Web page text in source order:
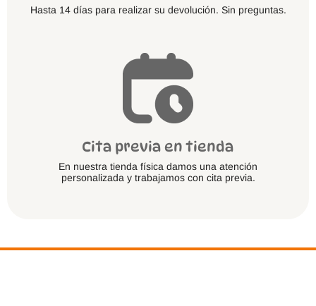
Hasta 14 días para realizar su devolución. Sin preguntas.
Cita previa en tienda
En nuestra tienda física damos una atención
personalizada y trabajamos con cita previa.